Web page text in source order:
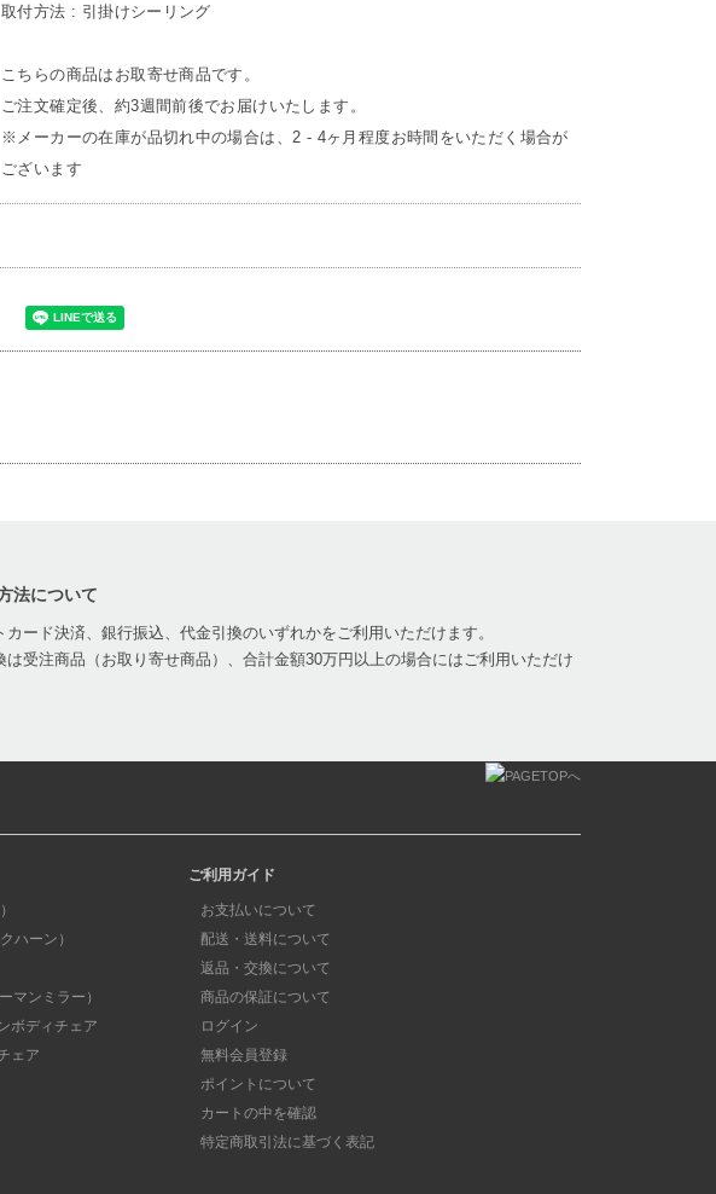
取付方法 : 引掛けシーリング
こちらの商品はお取寄せ商品です。
ご注文確定後、約3週間前後でお届けいたします。
※メーカーの在庫が品切れ中の場合は、2 - 4ヶ月程度お時間をいただく場合が
ございます
法について
カード決済、銀行振込、代金引換のいずれかをご利用いただけます。
受注商品（お取り寄せ商品）、合計金額30万円以上の場合にはご利用いただけ
ハーン）
マンミラー）
ボディチェア
ェア
ご利用ガイド
お支払いについて
配送・送料について
返品・交換について
商品の保証について
ログイン
無料会員登録
ポイントについて
カートの中を確認
特定商取引法に基づく表記